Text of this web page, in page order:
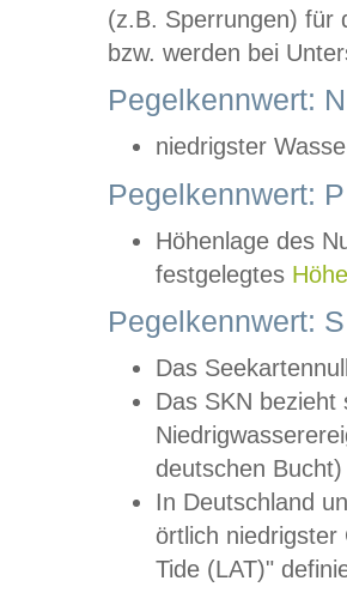
(z.B. Sperrungen) für
bzw. werden bei
Pegelkennwert:
niedrigster
Pegelkennwert:
Höhenlage des
festgelegtes
Pegelkennwert:
Das
Das SKN
deutschen
In Deutschland
örtlich
Tide (LAT)"